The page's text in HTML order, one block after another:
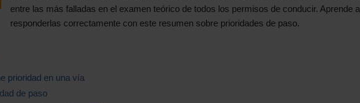
entre las más falladas en el examen teórico de todos los permisos de conducir. Aprende a
responderlas correctamente con este resumen sobre prioridades de paso.
prioridad en una vía
de paso